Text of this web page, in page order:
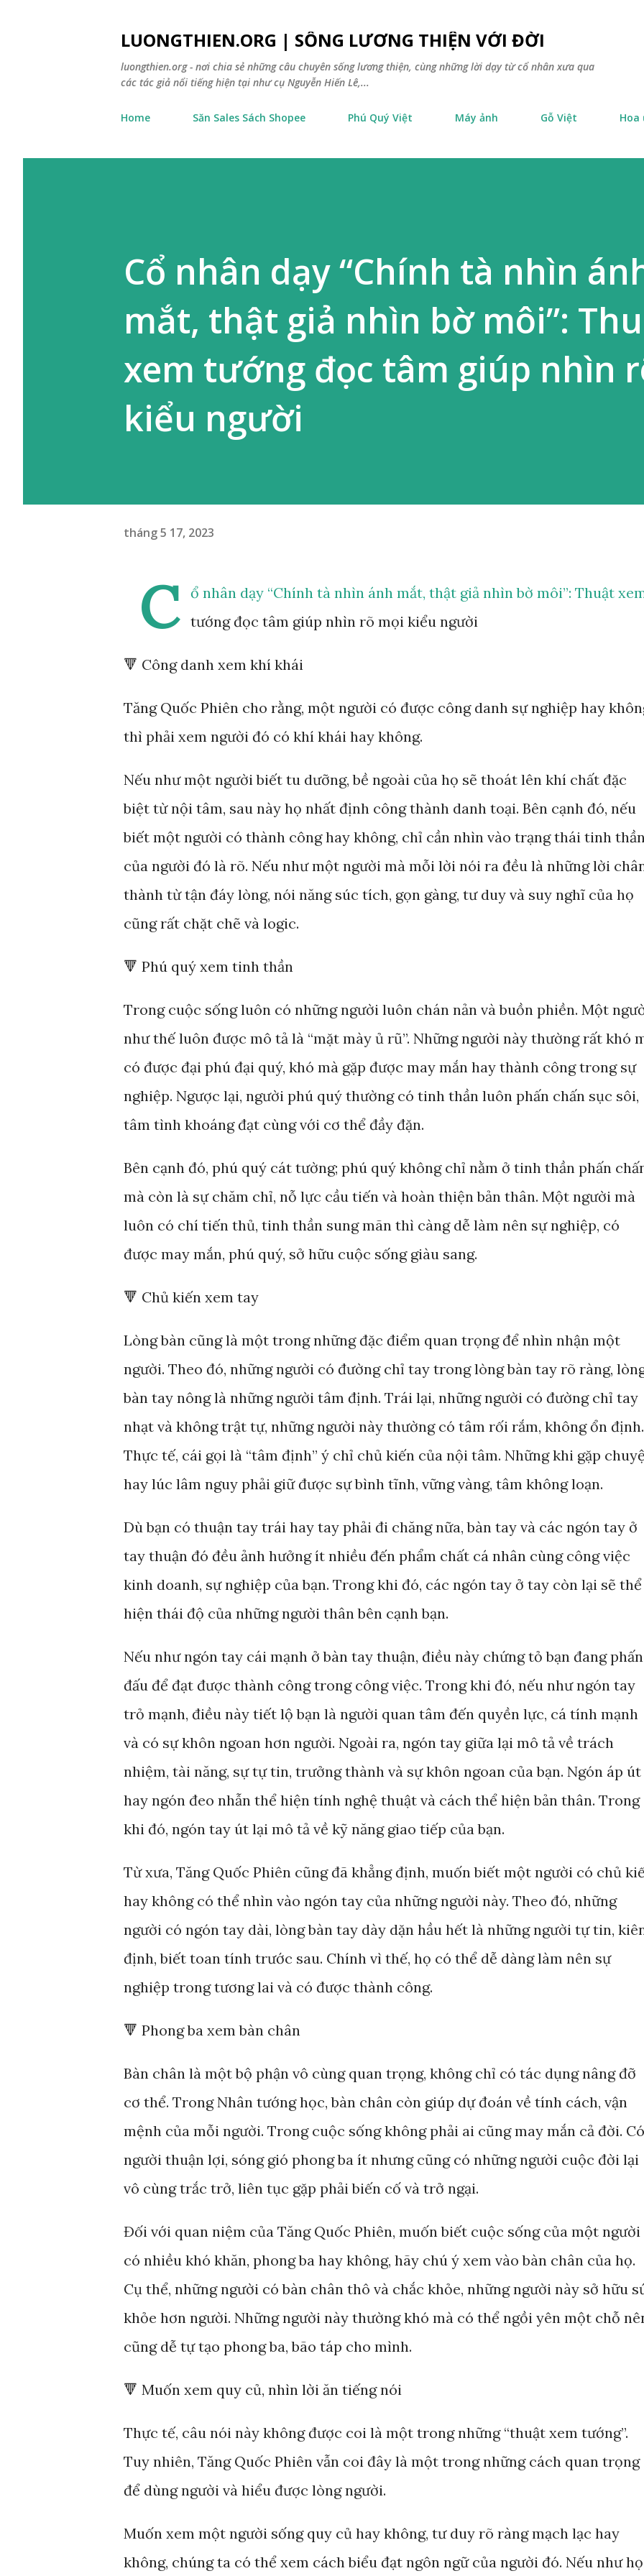
LUONGTHIEN.ORG | SỐNG LƯƠNG THIỆN VỚI ĐỜI
luongthien.org - nơi chia sẻ những câu chuyên sống lương thiện, cùng những lời dạy từ cổ nhân xưa qua
các tác giả nổi tiếng hiện tại như cụ Nguyễn Hiến Lê,...
Home Săn Sales Sách Shopee Phú Quý Việt Máy ảnh Gỗ Việt Hoa
Cổ nhân dạy “Chính tà nhìn
mắt, thật giả nhìn bờ môi”:
xem tướng đọc tâm giúp nhìn
kiểu người
tháng 5 17, 2023
C
ổ nhân dạy “Chính tà nhìn ánh mắt, thật giả nhìn bờ môi”: Thuật
tướng đọc tâm giúp nhìn rõ mọi kiểu người
🔻 Công danh xem khí khái
Tăng Quốc Phiên cho rằng, một người có được công danh sự nghiệp hay
thì phải xem người đó có khí khái hay không.
Nếu như một người biết tu dưỡng, bề ngoài của họ sẽ thoát lên khí chất đặc
biệt từ nội tâm, sau này họ nhất định công thành danh toại. Bên cạnh đó, nếu
biết một người có thành công hay không, chỉ cần nhìn vào trạng thái tinh
của người đó là rõ. Nếu như một người mà mỗi lời nói ra đều là những lời
thành từ tận đáy lòng, nói năng súc tích, gọn gàng, tư duy và suy nghĩ của họ
cũng rất chặt chẽ và logic.
🔻 Phú quý xem tinh thần
Trong cuộc sống luôn có những người luôn chán nản và buồn phiền. Một
như thế luôn được mô tả là “mặt mày ủ rũ”. Những người này thường rất khó
có được đại phú đại quý, khó mà gặp được may mắn hay thành công trong sự
nghiệp. Ngược lại, người phú quý thường có tinh thần luôn phấn chấn sục sôi,
tâm tình khoáng đạt cùng với cơ thể đầy đặn.
Bên cạnh đó, phú quý cát tường; phú quý không chỉ nằm ở tinh thần phấn
mà còn là sự chăm chỉ, nỗ lực cầu tiến và hoàn thiện bản thân. Một người mà
luôn có chí tiến thủ, tinh thần sung mãn thì càng dễ làm nên sự nghiệp, có
được may mắn, phú quý, sở hữu cuộc sống giàu sang.
🔻 Chủ kiến xem tay
Lòng bàn cũng là một trong những đặc điểm quan trọng để nhìn nhận một
người. Theo đó, những người có đường chỉ tay trong lòng bàn tay rõ ràng,
bàn tay nông là những người tâm định. Trái lại, những người có đường chỉ tay
nhạt và không trật tự, những người này thường có tâm rối rắm, không ổn định.
Thực tế, cái gọi là “tâm định” ý chỉ chủ kiến của nội tâm. Những khi gặp
hay lúc lâm nguy phải giữ được sự bình tĩnh, vững vàng, tâm không loạn.
Dù bạn có thuận tay trái hay tay phải đi chăng nữa, bàn tay và các ngón tay ở
tay thuận đó đều ảnh hưởng ít nhiều đến phẩm chất cá nhân cùng công việc
kinh doanh, sự nghiệp của bạn. Trong khi đó, các ngón tay ở tay còn lại sẽ thể
hiện thái độ của những người thân bên cạnh bạn.
Nếu như ngón tay cái mạnh ở bàn tay thuận, điều này chứng tỏ bạn đang phấn
đấu để đạt được thành công trong công việc. Trong khi đó, nếu như ngón tay
trỏ mạnh, điều này tiết lộ bạn là người quan tâm đến quyền lực, cá tính mạnh
và có sự khôn ngoan hơn người. Ngoài ra, ngón tay giữa lại mô tả về trách
nhiệm, tài năng, sự tự tin, trưởng thành và sự khôn ngoan của bạn. Ngón áp út
hay ngón đeo nhẫn thể hiện tính nghệ thuật và cách thể hiện bản thân. Trong
khi đó, ngón tay út lại mô tả về kỹ năng giao tiếp của bạn.
Từ xưa, Tăng Quốc Phiên cũng đã khẳng định, muốn biết một người có chủ
hay không có thể nhìn vào ngón tay của những người này. Theo đó, những
người có ngón tay dài, lòng bàn tay dày dặn hầu hết là những người tự tin,
định, biết toan tính trước sau. Chính vì thế, họ có thể dễ dàng làm nên sự
nghiệp trong tương lai và có được thành công.
🔻 Phong ba xem bàn chân
Bàn chân là một bộ phận vô cùng quan trọng, không chỉ có tác dụng nâng đỡ
cơ thể. Trong Nhân tướng học, bàn chân còn giúp dự đoán về tính cách, vận
mệnh của mỗi người. Trong cuộc sống không phải ai cũng may mắn cả đời. Có
người thuận lợi, sóng gió phong ba ít nhưng cũng có những người cuộc đời lại
vô cùng trắc trở, liên tục gặp phải biến cố và trở ngại.
Đối với quan niệm của Tăng Quốc Phiên, muốn biết cuộc sống của một người
có nhiều khó khăn, phong ba hay không, hãy chú ý xem vào bàn chân của họ.
Cụ thể, những người có bàn chân thô và chắc khỏe, những người này sở hữu
khỏe hơn người. Những người này thường khó mà có thể ngồi yên một chỗ
cũng dễ tự tạo phong ba, bão táp cho mình.
🔻 Muốn xem quy củ, nhìn lời ăn tiếng nói
Thực tế, câu nói này không được coi là một trong những “thuật xem tướng”.
Tuy nhiên, Tăng Quốc Phiên vẫn coi đây là một trong những cách quan trọng
để dùng người và hiểu được lòng người.
Muốn xem một người sống quy củ hay không, tư duy rõ ràng mạch lạc hay
không, chúng ta có thể xem cách biểu đạt ngôn ngữ của người đó. Nếu như họ